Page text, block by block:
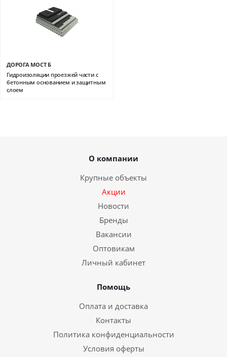
ДОРОГА МОСТ Б
Гидроизоляции проезжей части с
бетонным основанием и защитным
слоем
О компании
Крупные объекты
Акции
Новости
Бренды
Вакансии
Оптовикам
Личный кабинет
Помощь
Оплата и доставка
Контакты
Политика конфиденциальности
Условия оферты